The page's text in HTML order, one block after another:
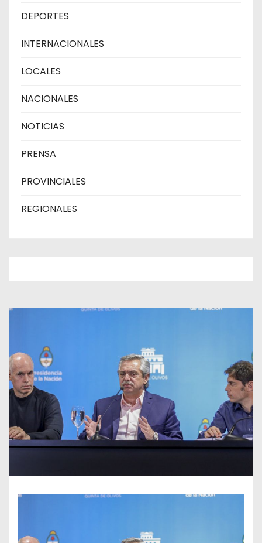
DEPORTES
INTERNACIONALES
LOCALES
NACIONALES
NOTICIAS
PRENSA
PROVINCIALES
REGIONALES